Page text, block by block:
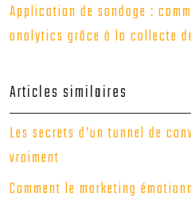
Application de sondage :
analytics grâce à la collecte
Articles similaires
Les secrets d’un tunnel de
vraiment
Comment le marketing